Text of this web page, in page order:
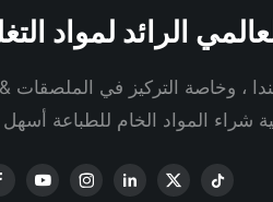
الرائد لمواد
، وخاصة التركيز في الملصقات